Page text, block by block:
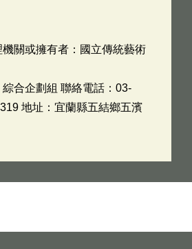
關或擁有者：國立傳統藝術
合企劃組 聯絡電話：03-
地址：宜蘭縣五結鄉五濱